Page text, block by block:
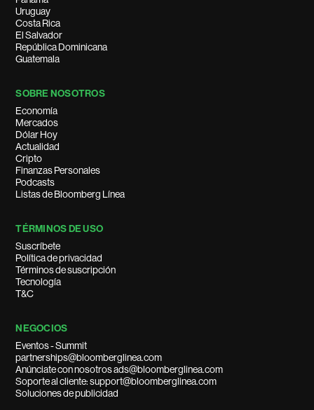
Uruguay
Costa Rica
El Salvador
República Dominicana
Guatemala
SOBRE NOSOTROS
Economía
Mercados
Dólar Hoy
Actualidad
Cripto
Finanzas Personales
Podcasts
Listas de Bloomberg Línea
TÉRMINOS DE USO
Suscríbete
Política de privacidad
Términos de suscripción
Tecnología
T&C
NEGOCIOS
Eventos - Summit
partnerships@bloomberglinea.com
Anúnciate con nosotros ads@bloomberglinea.com
Soporte al cliente: support@bloomberglinea.com
Soluciones de publicidad